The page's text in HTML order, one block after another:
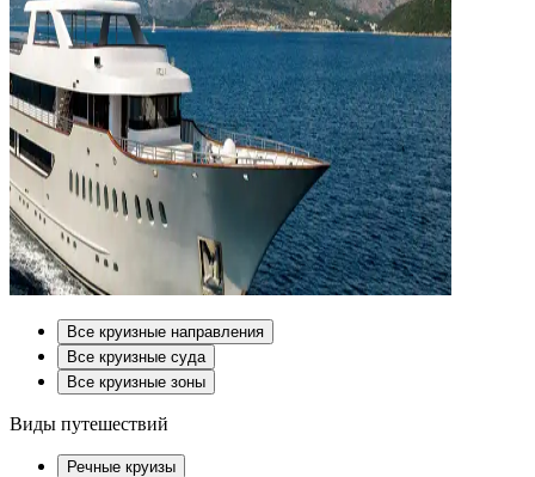
Все круизные направления
Все круизные суда
Все круизные зоны
Виды путешествий
Речные круизы